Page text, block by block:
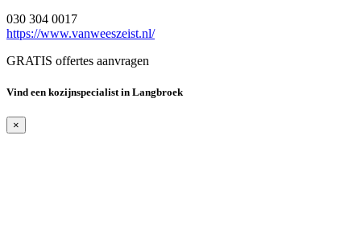
030 304 0017
https://www.vanweeszeist.nl/
GRATIS offertes aanvragen
Vind een kozijnspecialist in Langbroek
×